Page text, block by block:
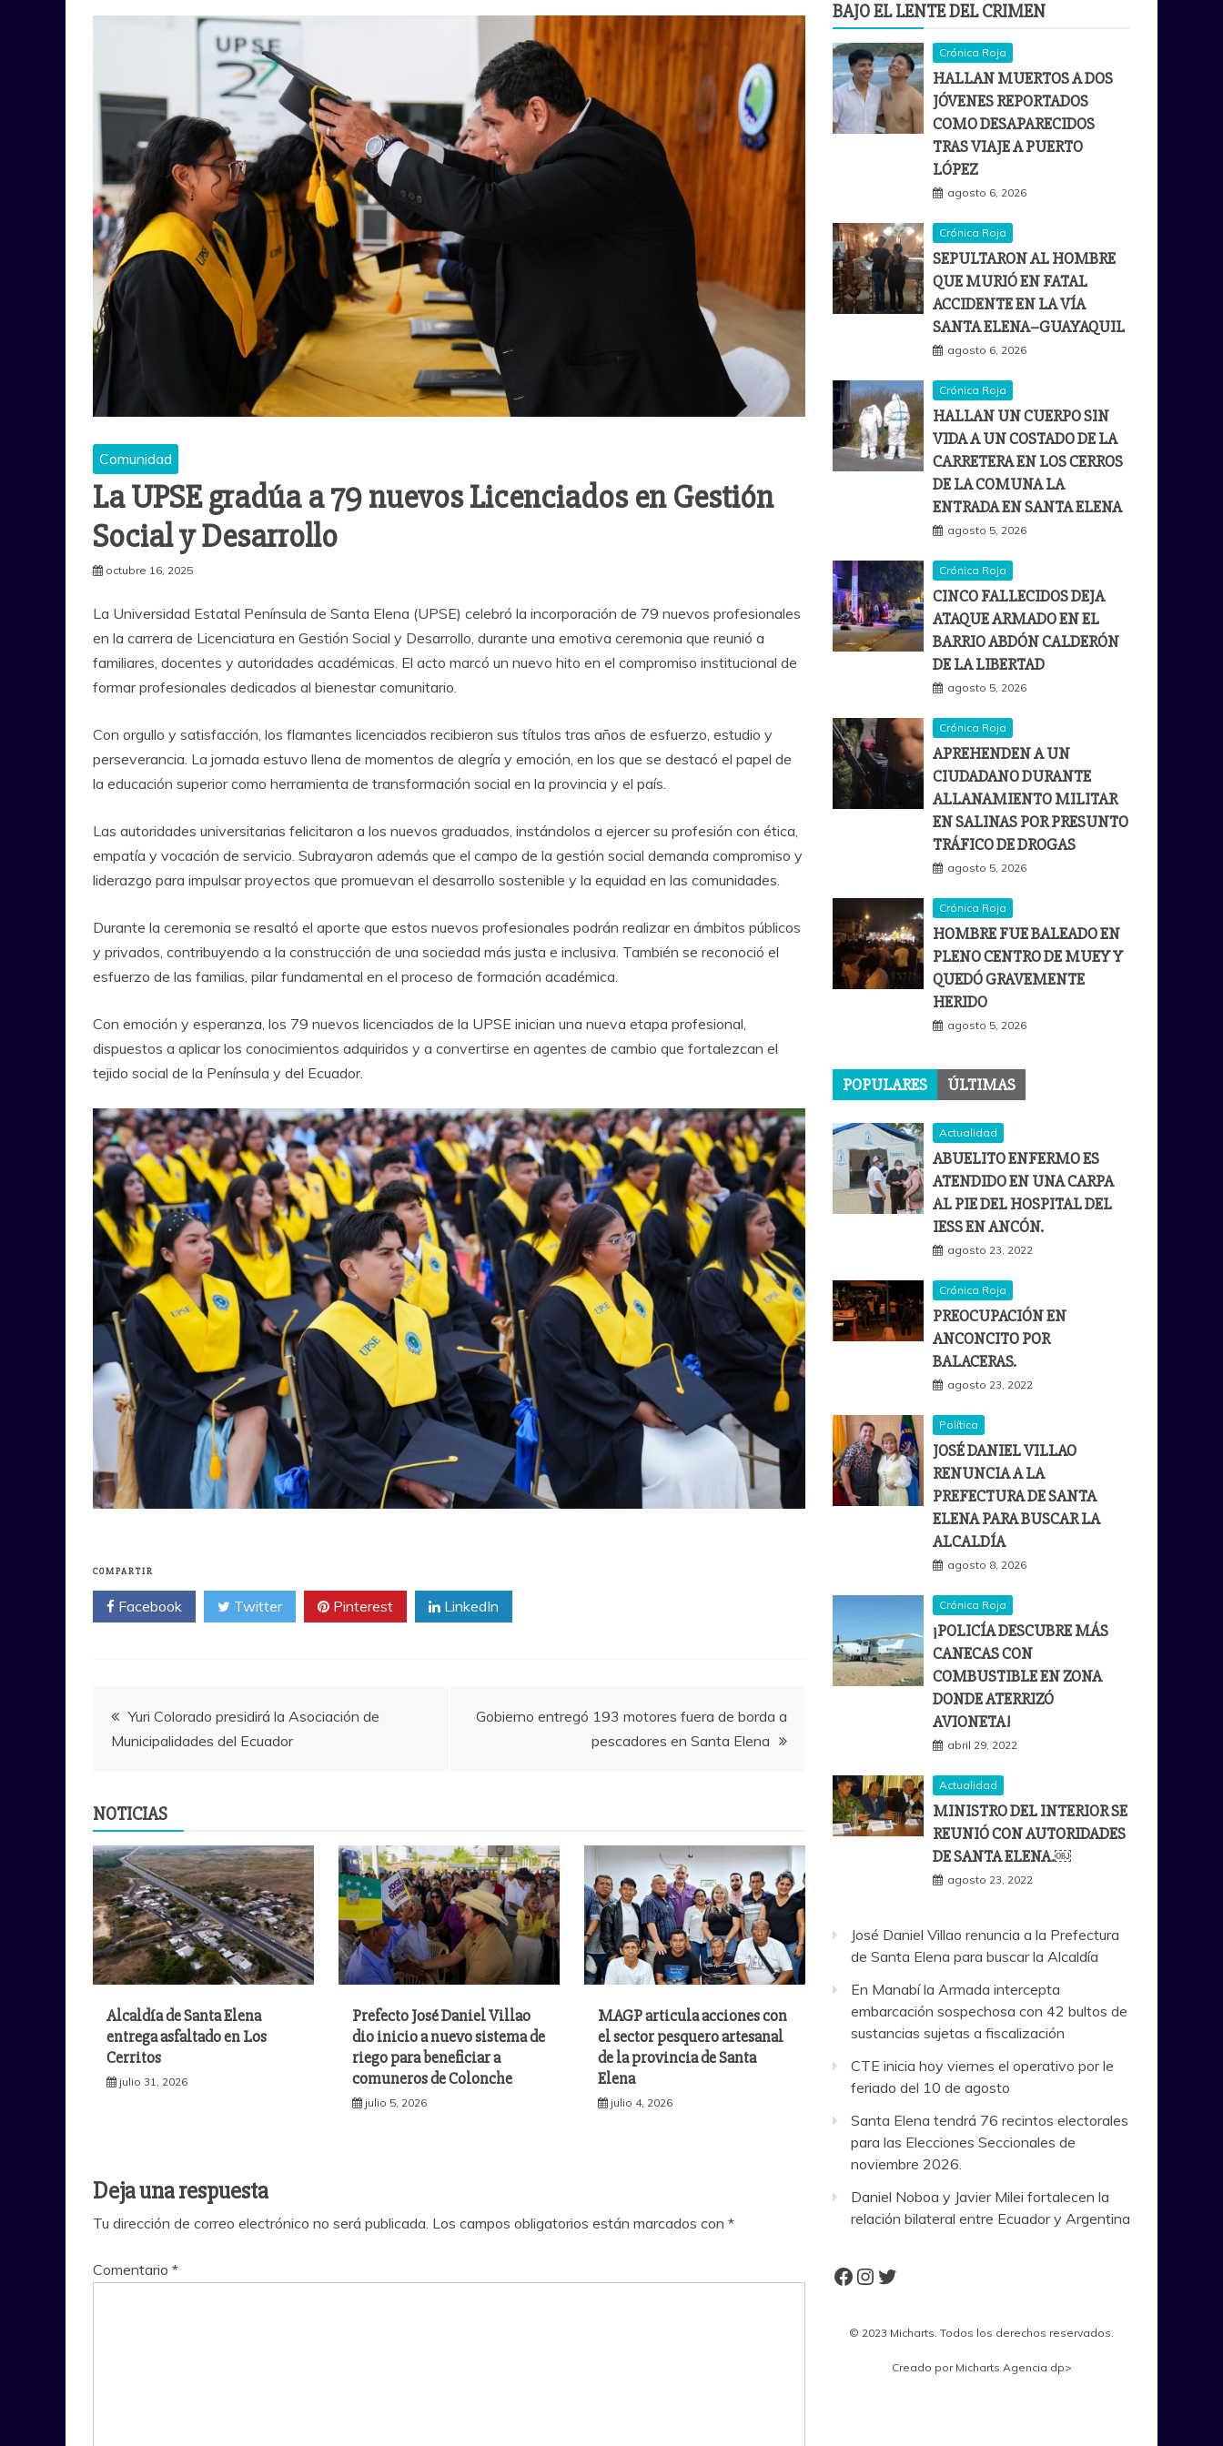
Comunidad
La UPSE gradúa a 79 nuevos Licenciados en Gestión
Social y Desarrollo
octubre 16, 2025
La Universidad Estatal Península de Santa Elena (UPSE) celebró la incorporación de 79 nuevos profesionales
en la carrera de Licenciatura en Gestión Social y Desarrollo, durante una emotiva ceremonia que reunió a
familiares, docentes y autoridades académicas. El acto marcó un nuevo hito en el compromiso institucional de
formar profesionales dedicados al bienestar comunitario.
Con orgullo y satisfacción, los flamantes licenciados recibieron sus títulos tras años de esfuerzo, estudio y
perseverancia. La jornada estuvo llena de momentos de alegría y emoción, en los que se destacó el papel de
la educación superior como herramienta de transformación social en la provincia y el país.
Las autoridades universitarias felicitaron a los nuevos graduados, instándolos a ejercer su profesión con ética,
empatía y vocación de servicio. Subrayaron además que el campo de la gestión social demanda compromiso y
liderazgo para impulsar proyectos que promuevan el desarrollo sostenible y la equidad en las comunidades.
Durante la ceremonia se resaltó el aporte que estos nuevos profesionales podrán realizar en ámbitos públicos
y privados, contribuyendo a la construcción de una sociedad más justa e inclusiva. También se reconoció el
esfuerzo de las familias, pilar fundamental en el proceso de formación académica.
Con emoción y esperanza, los 79 nuevos licenciados de la UPSE inician una nueva etapa profesional,
dispuestos a aplicar los conocimientos adquiridos y a convertirse en agentes de cambio que fortalezcan el
tejido social de la Península y del Ecuador.
COMPARTIR
Facebook Twitter Pinterest LinkedIn
Navegación
de
entradas
Yuri Colorado presidirá la Asociación de
Municipalidades del Ecuador
Gobierno entregó 193 motores fuera de borda a
pescadores en Santa Elena
NOTICIAS
Alcaldía de Santa Elena
entrega asfaltado en Los
Cerritos
julio 31, 2026
Prefecto José Daniel Villao
dio inicio a nuevo sistema de
riego para beneficiar a
comuneros de Colonche
julio 5, 2026
MAGP articula acciones con
el sector pesquero artesanal
de la provincia de Santa
Elena
julio 4, 2026
Deja una respuesta
Tu dirección de correo electrónico no será publicada. Los campos obligatorios están marcados con *
Comentario *
BAJO EL LENTE DEL CRIMEN
Crónica Roja
HALLAN MUERTOS A DOS
JÓVENES REPORTADOS
COMO DESAPARECIDOS
TRAS VIAJE A PUERTO
LÓPEZ
agosto 6, 2026
Crónica Roja
SEPULTARON AL HOMBRE
QUE MURIÓ EN FATAL
ACCIDENTE EN LA VÍA
SANTA ELENA–GUAYAQUIL
agosto 6, 2026
Crónica Roja
HALLAN UN CUERPO SIN
VIDA A UN COSTADO DE LA
CARRETERA EN LOS CERROS
DE LA COMUNA LA
ENTRADA EN SANTA ELENA
agosto 5, 2026
Crónica Roja
CINCO FALLECIDOS DEJA
ATAQUE ARMADO EN EL
BARRIO ABDÓN CALDERÓN
DE LA LIBERTAD
agosto 5, 2026
Crónica Roja
APREHENDEN A UN
CIUDADANO DURANTE
ALLANAMIENTO MILITAR
EN SALINAS POR PRESUNTO
TRÁFICO DE DROGAS
agosto 5, 2026
Crónica Roja
HOMBRE FUE BALEADO EN
PLENO CENTRO DE MUEY Y
QUEDÓ GRAVEMENTE
HERIDO
agosto 5, 2026
POPULARES ÚLTIMAS
Actualidad
ABUELITO ENFERMO ES
ATENDIDO EN UNA CARPA
AL PIE DEL HOSPITAL DEL
IESS EN ANCÓN.
agosto 23, 2022
Crónica Roja
PREOCUPACIÓN EN
ANCONCITO POR
BALACERAS.
agosto 23, 2022
Política
JOSÉ DANIEL VILLAO
RENUNCIA A LA
PREFECTURA DE SANTA
ELENA PARA BUSCAR LA
ALCALDÍA
agosto 8, 2026
Crónica Roja
¡POLICÍA DESCUBRE MÁS
CANECAS CON
COMBUSTIBLE EN ZONA
DONDE ATERRIZÓ
AVIONETA!
abril 29, 2022
Actualidad
MINISTRO DEL INTERIOR SE
REUNIÓ CON AUTORIDADES
DE SANTA ELENA.￼
agosto 23, 2022
José Daniel Villao renuncia a la Prefectura
de Santa Elena para buscar la Alcaldía
En Manabí la Armada intercepta
embarcación sospechosa con 42 bultos de
sustancias sujetas a fiscalización
CTE inicia hoy viernes el operativo por le
feriado del 10 de agosto
Santa Elena tendrá 76 recintos electorales
para las Elecciones Seccionales de
noviembre 2026.
Daniel Noboa y Javier Milei fortalecen la
relación bilateral entre Ecuador y Argentina
Facebook
Instagram
Twitter
© 2023 Micharts. Todos los derechos reservados.
Creado por Micharts Agencia dp>